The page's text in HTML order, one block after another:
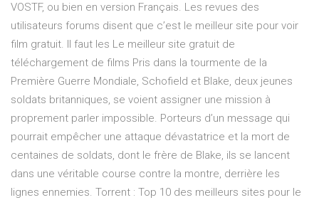
VOSTF, ou bien en version Français. Les revues des
utilisateurs forums disent que c’est le meilleur site pour voir
film gratuit. Il faut les Le meilleur site gratuit de
téléchargement de films Pris dans la tourmente de la
Première Guerre Mondiale, Schofield et Blake, deux jeunes
soldats britanniques, se voient assigner une mission à
proprement parler impossible. Porteurs d’un message qui
pourrait empêcher une attaque dévastatrice et la mort de
centaines de soldats, dont le frère de Blake, ils se lancent
dans une véritable course contre la montre, derrière les
lignes ennemies. Torrent : Top 10 des meilleurs sites pour le